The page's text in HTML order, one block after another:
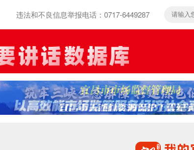
违法和不良信息举报电话：0717-6449287